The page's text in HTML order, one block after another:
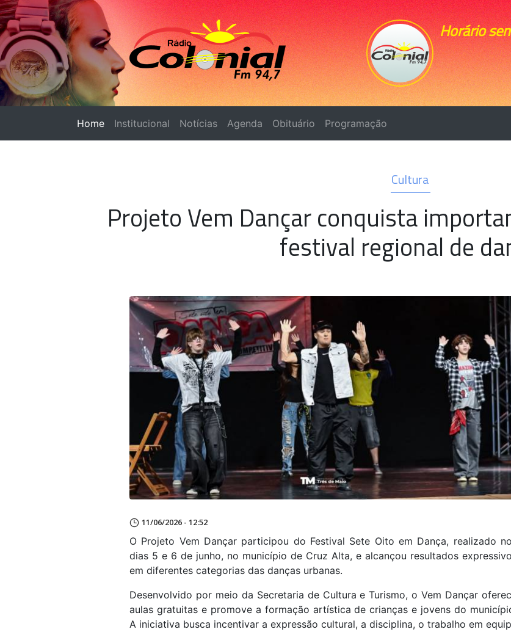
Horário
Home (página atual)
Institucional Notícias Agenda Obituário Programação
Cultura
Projeto Vem Dançar conquista
festival regional de
11/06/2026 - 12:52
O Projeto Vem Dançar participou do Festival Sete Oito em Dança, realizado
dias 5 e 6 de junho, no município de Cruz Alta, e alcançou resultados
em diferentes categorias das danças urbanas.
Desenvolvido por meio da Secretaria de Cultura e Turismo, o Vem Dançar
aulas gratuitas e promove a formação artística de crianças e jovens do
A iniciativa busca incentivar a expressão cultural, a disciplina, o trabalho em